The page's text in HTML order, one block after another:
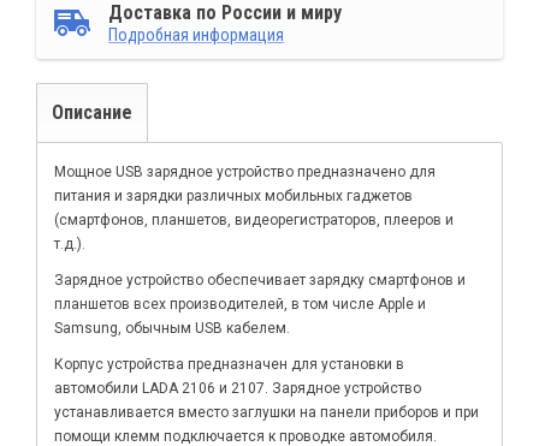
Доставка по России и миру
Подробная информация
Описание
Мощное USB зарядное устройство предназначено для
питания и зарядки различных мобильных гаджетов
(смартфонов, планшетов, видеорегистраторов, плееров и
т.д.).
Зарядное устройство обеспечивает зарядку смартфонов и
планшетов всех производителей, в том числе Apple и
Samsung, обычным USB кабелем.
Корпус устройства предназначен для установки в
автомобили LADA 2106 и 2107. Зарядное устройство
устанавливается вместо заглушки на панели приборов и при
помощи клемм подключается к проводке автомобиля.